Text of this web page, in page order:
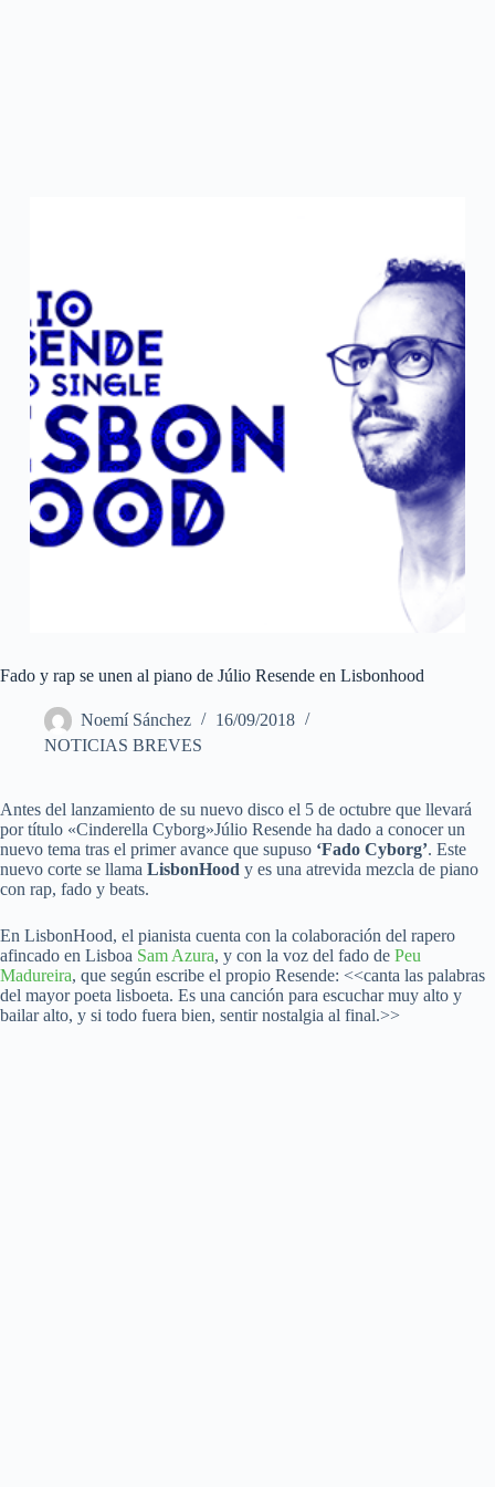
Fado y rap se unen al piano de Júlio Resende en Lisbonhood
Noemí Sánchez
16/09/2018
NOTICIAS BREVES
Antes del lanzamiento de su nuevo disco el 5 de octubre que llevará
por título «Cinderella Cyborg»Júlio Resende ha dado a conocer un
nuevo tema tras el primer avance que supuso ‘Fado Cyborg’. Este
nuevo corte se llama LisbonHood y es una atrevida mezcla de piano
con rap, fado y beats.
En LisbonHood, el pianista cuenta con la colaboración del rapero
afincado en Lisboa Sam Azura, y con la voz del fado de Peu
Madureira, que según escribe el propio Resende: <<canta las palabras
del mayor poeta lisboeta. Es una canción para escuchar muy alto y
bailar alto, y si todo fuera bien, sentir nostalgia al final.>>